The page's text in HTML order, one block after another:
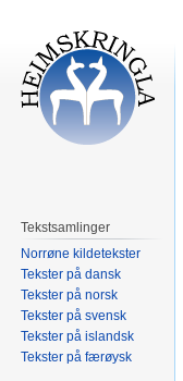
Tekstsamlinger
Norrøne kildetekster
Tekster på dansk
Tekster på norsk
Tekster på svensk
Tekster på islandsk
Tekster på færøysk